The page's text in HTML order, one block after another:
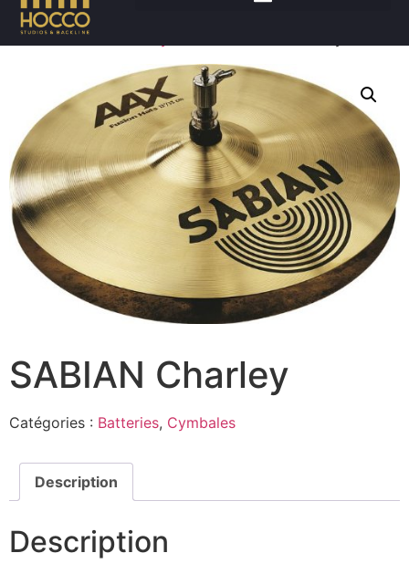
Accueil/Batteries
SABIAN Charley
Catégories : Batteries, Cymbales
Description
Description